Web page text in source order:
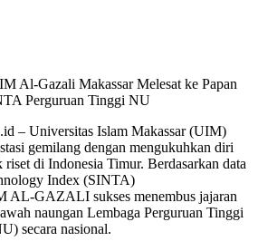
Al-Gazali Makassar Melesat ke Papan
Perguruan Tinggi NU
– Universitas Islam Makassar (UIM)
gemilang dengan mengukuhkan diri
riset di Indonesia Timur. Berdasarkan data
Index (SINTA)
AL-GAZALI sukses menembus jajaran
naungan Lembaga Perguruan Tinggi
secara nasional.